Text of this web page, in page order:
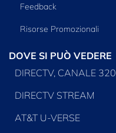
Feedback
Risorse Promozionali
DOVE SI PUÒ VEDERE
DIRECTV, CANALE 320
DIRECTV STREAM
AT&T U-VERSE